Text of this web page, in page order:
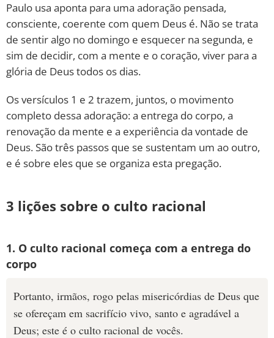
Paulo usa aponta para uma adoração pensada,
consciente, coerente com quem Deus é. Não se trata
de sentir algo no domingo e esquecer na segunda, e
sim de decidir, com a mente e o coração, viver para a
glória de Deus todos os dias.
Os versículos 1 e 2 trazem, juntos, o movimento
completo dessa adoração: a entrega do corpo, a
renovação da mente e a experiência da vontade de
Deus. São três passos que se sustentam um ao outro,
e é sobre eles que se organiza esta pregação.
3 lições sobre o culto racional
1. O culto racional começa com a entrega do
corpo
Portanto, irmãos, rogo pelas misericórdias de Deus que
se ofereçam em sacrifício vivo, santo e agradável a
Deus; este é o culto racional de vocês.